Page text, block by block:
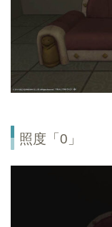
照度「0」